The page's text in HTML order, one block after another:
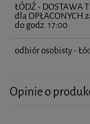
ŁÓDŹ - DOSTAWA
dla OPŁACONYCH
do godz. 17:00
odbiór osobisty -
Opinie o